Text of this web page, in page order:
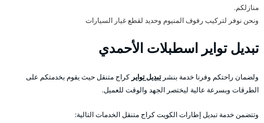
منازلكم.
ونحن نوفر لتركيب رفوف المنيوم وحديد لقطع غيار السيارات
تبديل تواير اسطبلات الأحمدي
ولضمان راحتكم وفرنا خدمة بنشرتبديل تواير كراج متنقل حيث يقوم بخدمتكم على
الطرقات وبسرعة عالية ليختصر الجهد والوقت للعميل.
وتتضمن خدمة تبديل إطارات الكويت كراج متنقل الخدمات التالية: